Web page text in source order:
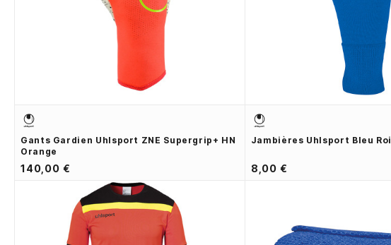
Gants Gardien Uhlsport ZNE Supergrip+ HN
Orange
140,00 €
Jambières Uhlsport Bleu Roi
8,00 €